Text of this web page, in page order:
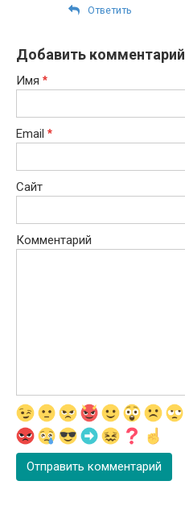
Ответить
Добавить комментарий
Имя *
Email *
Сайт
Комментарий